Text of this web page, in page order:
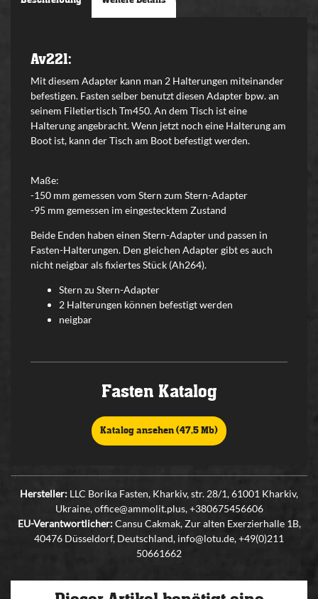
Av221:
Mit diesem Adapter kann man 2 Halterungen miteinander
befestigen. Fasten selber benutzt diesen Adapter bpw. an
seinem Filetiertisch Tm450. An dem Tisch ist eine
Halterung angebracht. Wenn jetzt noch eine Halterung am
Boot ist, kann der Tisch am Boot befestigt werden.
Maße:
-150 mm gemessen vom Stern zum Stern-Adapter
-95 mm gemessen im eingestecktem Zustand
Beide Enden haben einen Stern-Adapter und passen in
Fasten-Halterungen. Den gleichen Adapter gibt es auch
nicht neigbar als fixiertes Stück (Ah264).
Stern zu Stern-Adapter
2 Halterungen können befestigt werden
neigbar
Fasten Katalog
Katalog ansehen (47,5 Mb)
Hersteller: LLC Borika Fasten, Kharkiv, str. 28/1, 61001 Kharkiv,
Ukraine, office@ammolit.plus, +380675456606
EU-Verantwortlicher:Cansu Cakmak, Zur alten Exerzierhalle 1B,
40476 Düsseldorf, Deutschland, info@lotu.de, +49(0)211
50661662